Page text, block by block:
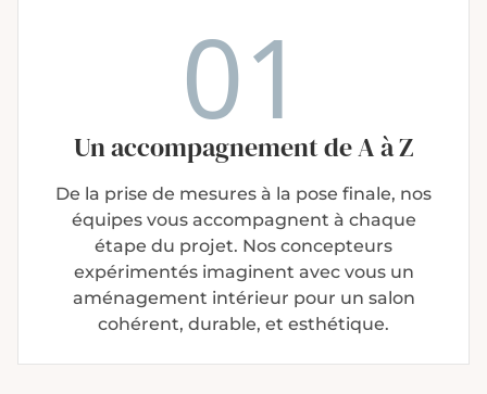
01
Un accompagnementde A à Z
De la prise de mesures à la pose finale, nos
équipes vous accompagnent à chaque
étape du projet. Nos concepteurs
expérimentés imaginent avec vous un
aménagement intérieur pour un salon
cohérent, durable, et esthétique.